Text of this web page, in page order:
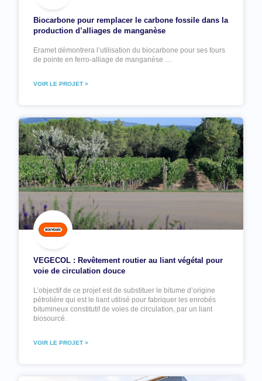
Biocarbone pour remplacer le carbone fossile dans la
production d’alliages de manganèse
Eramet démontrera l’utilisation du biocarbone pour ses fours
de pointe en ferro-alliage de manganèse …
VOIR LE PROJET >
VEGECOL : Revêtement routier au liant végétal pour
voie de circulation douce
L’objectif de ce projet est de substituer le bitume d’origine
pétrolière qui est le liant utilisé pour fabriquer les enrobés
bitumineux constitutif de voies de circulation, par un liant
biosourcé.
VOIR LE PROJET >